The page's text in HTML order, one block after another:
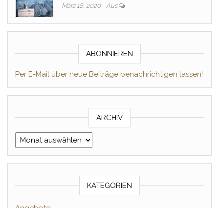
März 18, 2020 Aus
ABONNIEREN
Per E-Mail über neue Beiträge benachrichtigen lassen!
ARCHIV
Archiv
KATEGORIEN